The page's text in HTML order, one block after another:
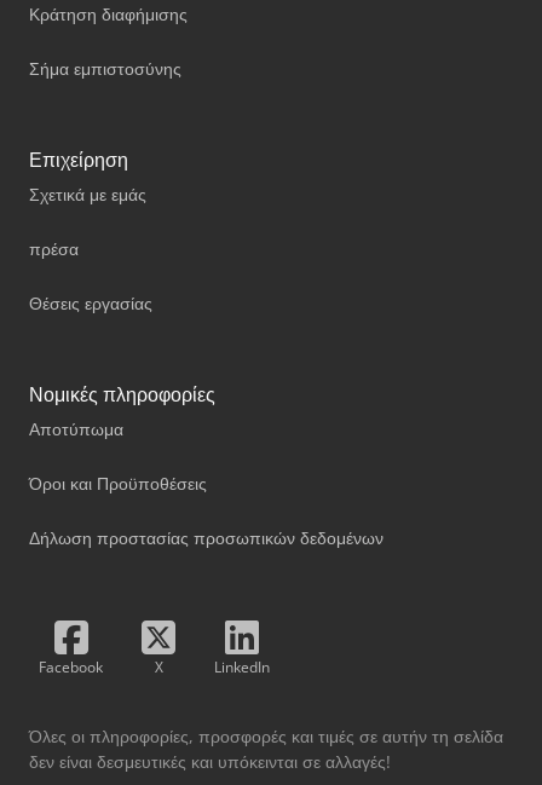
Κράτηση διαφήμισης
Σήμα εμπιστοσύνης
Επιχείρηση
Σχετικά με εμάς
πρέσα
Θέσεις εργασίας
Νομικές πληροφορίες
Αποτύπωμα
Όροι και Προϋποθέσεις
Δήλωση προστασίας προσωπικών δεδομένων
Facebook X LinkedIn
Όλες οι πληροφορίες, προσφορές και τιμές σε αυτήν τη σελίδα
δεν είναι δεσμευτικές και υπόκεινται σε αλλαγές!